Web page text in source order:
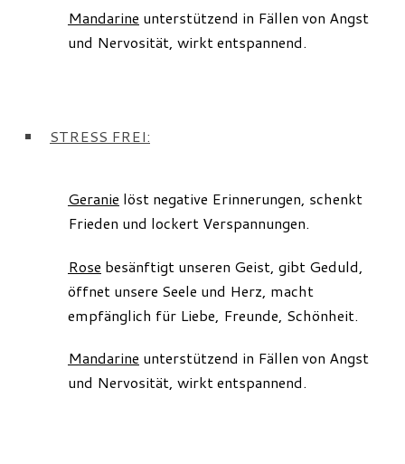
Mandarine unterstützend in Fällen von Angst
und Nervosität, wirkt entspannend.
STRESS FREI:
Geranie löst negative Erinnerungen, schenkt
Frieden und lockert Verspannungen.
Rose besänftigt unseren Geist, gibt Geduld,
öffnet unsere Seele und Herz, macht
empfänglich für Liebe, Freunde, Schönheit.
Mandarine unterstützend in Fällen von Angst
und Nervosität, wirkt entspannend.